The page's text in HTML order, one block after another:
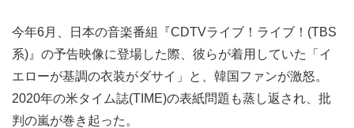
今年6月、日本の音楽番組『CDTVライブ！ライブ！(TBS
系)』の予告映像に登場した際、彼らが着用していた「イ
エローが基調の衣装がダサイ」と、韓国ファンが激怒。
2020年の米タイム誌(TIME)の表紙問題も蒸し返され、批
判の嵐が巻き起った。